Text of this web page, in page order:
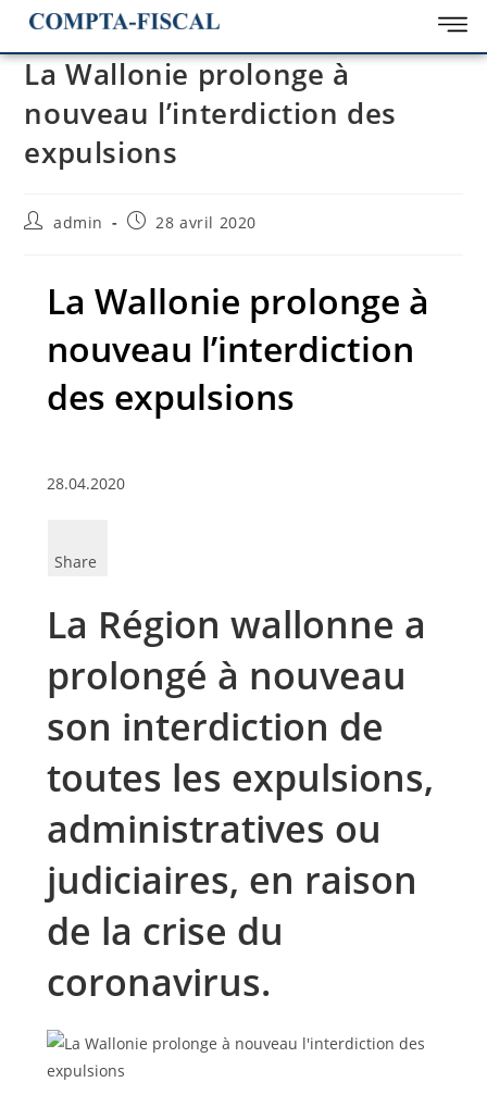
La Wallonie prolonge à
nouveau l’interdiction des
expulsions
admin 28 avril 2020
La Wallonie prolonge à
nouveau l’interdiction
des expulsions
28.04.2020
Share
La Région wallonne a
prolongé à nouveau
son interdiction de
toutes les expulsions,
administratives ou
judiciaires, en raison
de la crise du
coronavirus.